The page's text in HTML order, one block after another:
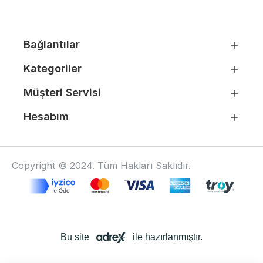
Bağlantılar
Kategoriler
Müşteri Servisi
Hesabım
Copyright © 2024. Tüm Hakları Saklıdır.
Bu site ile hazırlanmıştır.